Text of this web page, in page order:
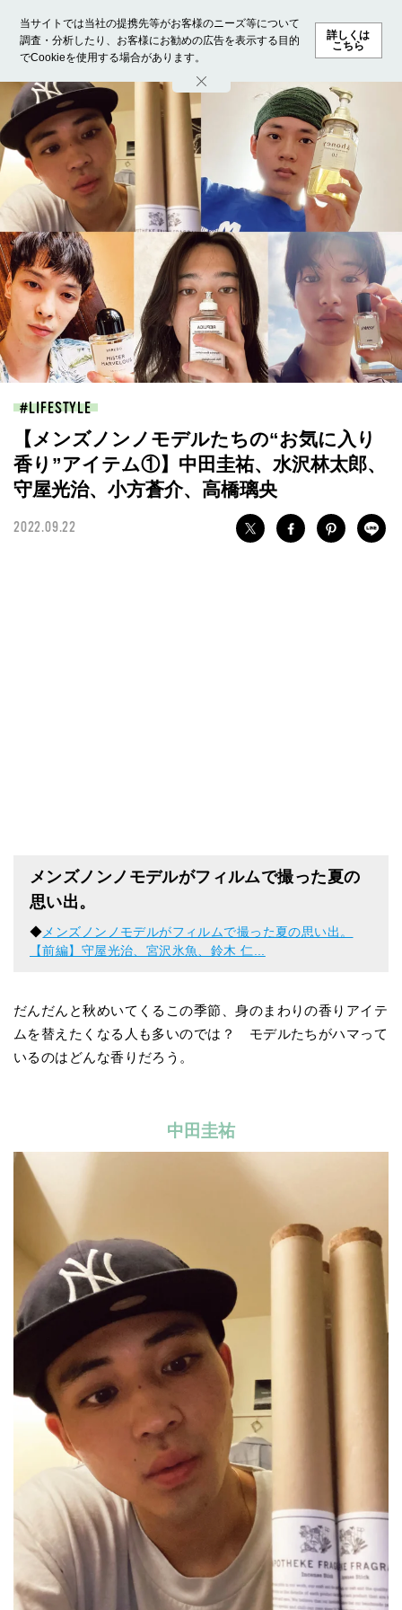
当サイトでは当社の提携先等がお客様のニーズ等について
調査・分析したり、お客様にお勧めの広告を表示する目的
でCookieを使用する場合があります。
詳しくは
こちら
ホーム モデル募集 ランキング ファッション ビューテ
LIFESTYLE
【メンズノンノモデルたちの“お気に入り
香り”アイテム①】中田圭祐、水沢林太郎、
守屋光治、小方蒼介、高橋璃央
2022.09.22
メンズノンノモデルがフィルムで撮った夏の
思い出。
◆ メンズノンノモデルがフィルムで撮った夏の思い出。
【前編】守屋光治、宮沢氷魚、鈴木 仁...
だんだんと秋めいてくるこの季節、身のまわりの香りアイテ
ムを替えたくなる人も多いのでは？ モデルたちがハマって
いるのはどんな香りだろう。
中田圭祐